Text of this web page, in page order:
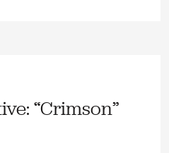
“Crimson”